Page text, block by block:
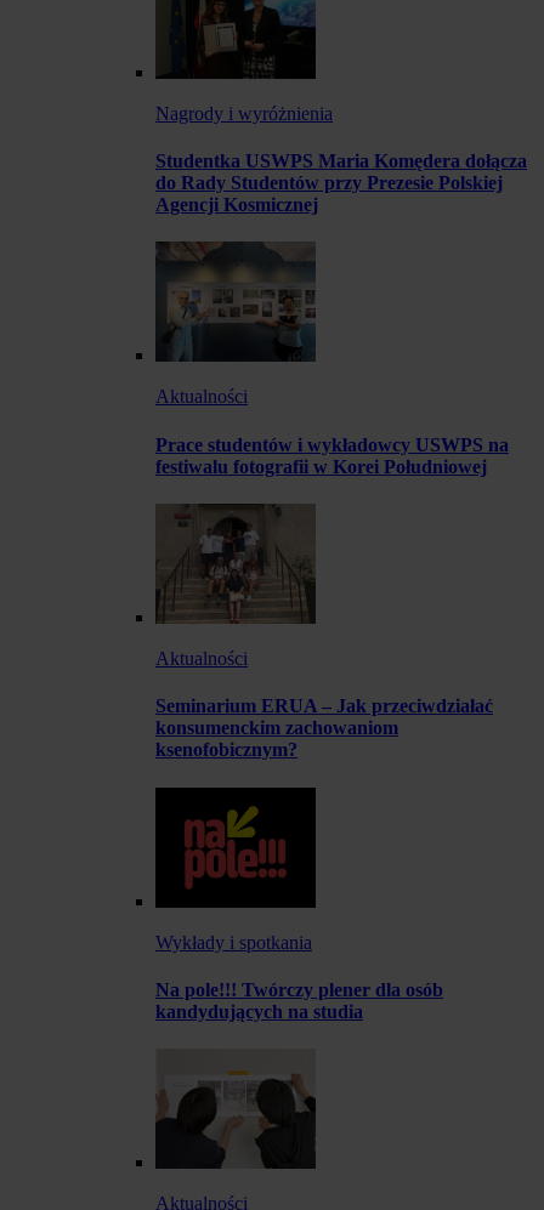
Nagrody i wyróżnienia
Studentka USWPS Maria Komędera dołącza
do Rady Studentów przy Prezesie Polskiej
Agencji Kosmicznej
Aktualności
Prace studentów i wykładowcy USWPS na
festiwalu fotografii w Korei Południowej
Aktualności
Seminarium ERUA – Jak przeciwdziałać
konsumenckim zachowaniom
ksenofobicznym?
Wykłady i spotkania
Na pole!!! Twórczy plener dla osób
kandydujących na studia
Aktualności